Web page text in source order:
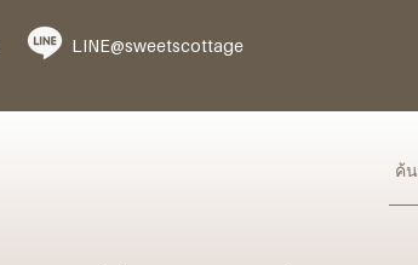
LINE@sweetscottage